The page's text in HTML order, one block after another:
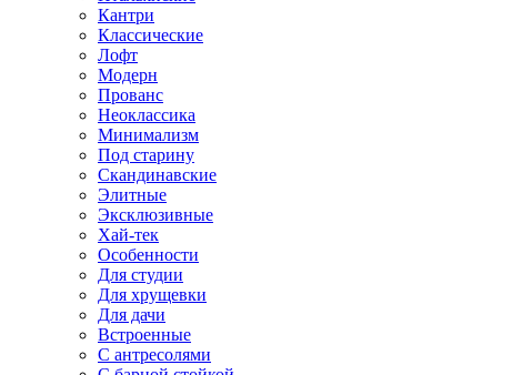
Кантри
Классические
Лофт
Модерн
Прованс
Неоклассика
Минимализм
Под старину
Скандинавские
Элитные
Эксклюзивные
Хай-тек
Особенности
Для студии
Для хрущевки
Для дачи
Встроенные
С антресолями